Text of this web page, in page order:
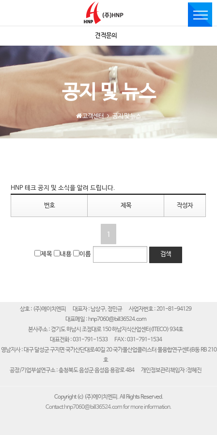
견적문의
공지 및 뉴스
고객센터 공지 및 뉴스
HNP 테크 공지 및 소식을 알려 드립니다.
번호 제목 작성자
1
제목 내용 이름 검색
상호 : (주)에이치엔피 대표자 : 남상구, 정민규
사업자번호 : 201-81-94129
대표메일 : hnp7060@bill36524.com
본사주소 : 경기도 하남시 조정대로 150 하남지식산업센터(ITECO) 934호
대표전화 : 031-791-1533
FAX : 031-791-1534
영남지사 : 대구 달성군 구지면 국가산단대로40길 20 국가물산업클러스터 물융합연구센터B동 RB 210
호
공장/기업부설연구소 : 충청북도 음성군 음성읍 용광로 484
개인정보관리책임자 :정혜진
Copyright (c) (주)에이치엔피. All Rights Reserved.
Contact hnp7060@bill36524.com for more information.